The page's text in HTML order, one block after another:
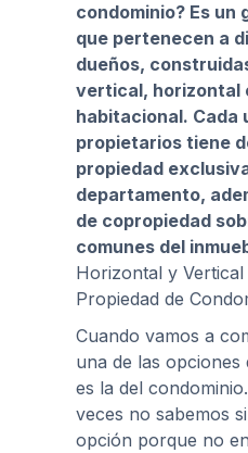
condominio? Es un
que pertenecen a
dueños,
vertical, horizontal
habitacional. Cada
propietarios tiene
propiedad
departamento,
de copropiedad
comunes del
Horizontal y Vertical
Propiedad de
Cuando vamos a
una de las
es la del
veces no sabemos
opción porque no